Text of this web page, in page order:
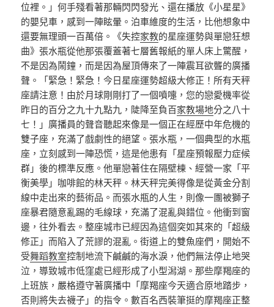
位裡。」何手殘看著那輛閃閃發光、還在播放《小星星》
的嬰兒車，感到一陣眩暈。泊車維度的生活，比他想象中
還要無理頭一百萬倍。《失控家教的星座運勢與單戀狂想
曲》張水瓶從他那張覆蓋著七層舊報紙的單人床上驚醒，
不是因為鬧鐘，而是因為屋頂傳來了一陣震耳欲聾的廣播
聲。「緊急！緊急！今日星座運勢超級大修正！所有天秤
座請注意！由於月球剛剛打了一個噴嚏，您的戀愛機率從
昨日的百分之九十九點九，陡降至負百家教場地分之八十
七！」廣播員的聲音聽起來像是一個正在經歷中年危機的
雙子座，充滿了戲劇性的絕望。張水瓶，一個典型的水瓶
座，立刻感到一陣恐慌，這是他患有「星座預報壓力症候
群」後的標準反應。他單戀著住在隔壁棟、經營一家「平
衡美學」咖啡館的林天秤。林天秤完美得像是從黃金分割
線中走出來的藝術品。而張水瓶的人生，則像一團被獅子
座暴君隨意亂踢的毛線球，充滿了混亂與錯位。他衝到窗
邊，往外看去。整座城市已經因為這個突如其來的「超級
修正」而陷入了荒謬的混亂。街道上的雙魚座們，開始不
受舞蹈教室控制地流下鹹鹹的海水淚，他們無法停止地哭
泣，導致城市低窪處已經形成了小型潟湖。那些摩羯座的
上班族，嚴格遵守著廣播中「摩羯座今天適合原地踏步，
否則將失去襪子」的指令。數百名西裝筆挺的摩羯座正整